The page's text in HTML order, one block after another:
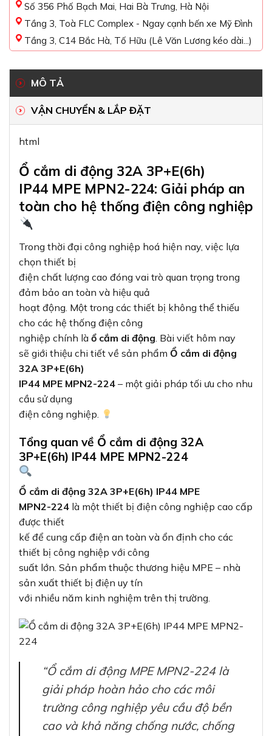
Số 356 Phố Bạch Mai, Hai Bà Trưng, Hà Nội
Tầng 3, Toà FLC Complex - Ngay cạnh bến xe Mỹ Đình
Tầng 3, C14 Bắc Hà, Tố Hữu (Lê Văn Lương kéo dài...)
MÔ TẢ
VẬN CHUYỂN & LẮP ĐẶT
html
Ổ cắm di động 32A 3P+E(6h)
IP44 MPE MPN2-224: Giải pháp an
toàn cho hệ thống điện công nghiệp
Trong thời đại công nghiệp hoá hiện nay, việc lựa
chọn thiết bị
điện chất lượng cao đóng vai trò quan trọng trong
đảm bảo an toàn và hiệu quả
hoạt động. Một trong các thiết bị không thể thiếu
cho các hệ thống điện công
nghiệp chính là ổ cắm di động. Bài viết hôm nay
sẽ giới thiệu chi tiết về sản phẩm Ổ cắm di động
32A 3P+E(6h)
IP44 MPE MPN2-224 – một giải pháp tối ưu cho nhu
cầu sử dụng
điện công nghiệp.
Tổng quan về Ổ cắm di động 32A
3P+E(6h) IP44 MPE MPN2-224
Ổ cắm di động 32A 3P+E(6h) IP44 MPE
MPN2-224 là một thiết bị điện công nghiệp cao cấp
được thiết
kế để cung cấp điện an toàn và ổn định cho các
thiết bị công nghiệp với công
suất lớn. Sản phẩm thuộc thương hiệu MPE – nhà
sản xuất thiết bị điện uy tín
với nhiều năm kinh nghiệm trên thị trường.
“Ổ cắm di động MPE MPN2-224 là
giải pháp hoàn hảo cho các môi
trường công nghiệp yêu cầu độ bền
cao và khả năng chống nước, chống